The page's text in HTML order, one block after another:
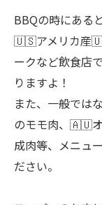
BBQの時にある
🇺🇸アメリカ産
ークなど飲食店
りますよ！
また、一般で
のモモ肉、🇦🇺オ
成肉等、メニュ
ださい。